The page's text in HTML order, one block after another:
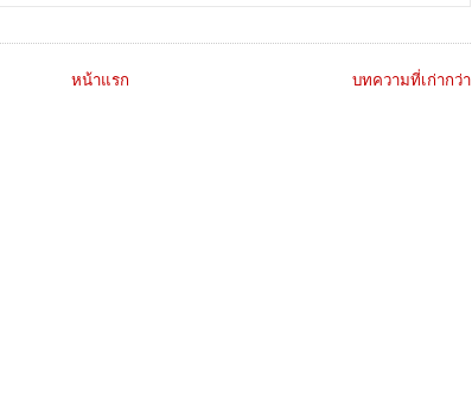
บทความที่เก่ากว่า
หน้าแรก